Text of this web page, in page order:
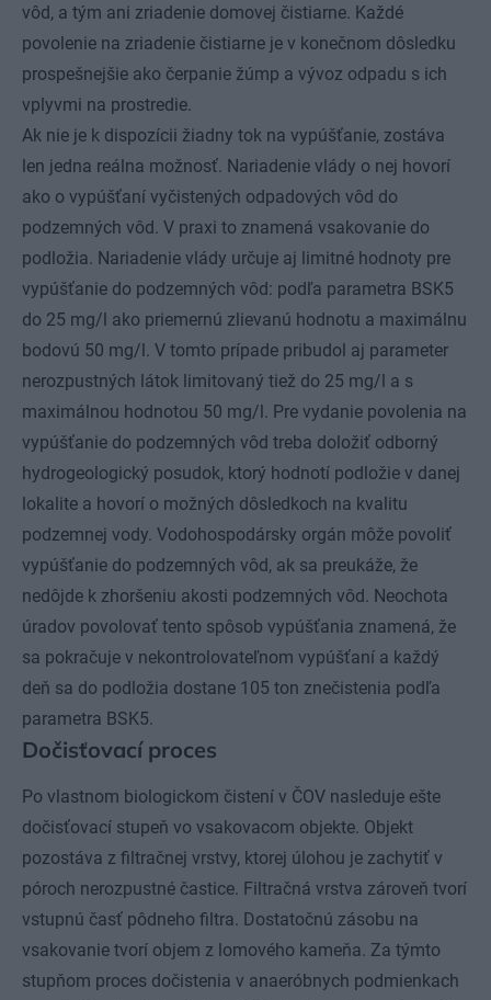
vôd, a tým ani zriadenie domovej čistiarne. Každé
povolenie na zriadenie čistiarne je v konečnom dôsledku
prospešnejšie ako čerpanie žúmp a vývoz odpadu s ich
vplyvmi na prostredie.
Ak nie je k dispozícii žiadny tok na vypúšťanie, zostáva
len jedna reálna možnosť. Nariadenie vlády o nej hovorí
ako o vypúšťaní vyčistených odpadových vôd do
podzemných vôd. V praxi to znamená vsakovanie do
podložia. Nariadenie vlády určuje aj limitné hodnoty pre
vypúšťanie do podzemných vôd: podľa parametra BSK5
do 25 mg/l ako priemernú zlievanú hodnotu a maximálnu
bodovú 50 mg/l. V tomto prípade pribudol aj parameter
nerozpustných látok limitovaný tiež do 25 mg/l a s
maximálnou hodnotou 50 mg/l. Pre vydanie povolenia na
vypúšťanie do podzemných vôd treba doložiť odborný
hydrogeologický posudok, ktorý hodnotí podložie v danej
lokalite a hovorí o možných dôsledkoch na kvalitu
podzemnej vody. Vodohospodársky orgán môže povoliť
vypúšťanie do podzemných vôd, ak sa preukáže, že
nedôjde k zhoršeniu akosti podzemných vôd. Neochota
úradov povolovať tento spôsob vypúšťania znamená, že
sa pokračuje v nekontrolovateľnom vypúšťaní a každý
deň sa do podložia dostane 105 ton znečistenia podľa
parametra BSK5.
Dočisťovací proces
Po vlastnom biologickom čistení v ČOV nasleduje ešte
dočisťovací stupeň vo vsakovacom objekte. Objekt
pozostáva z filtračnej vrstvy, ktorej úlohou je zachytiť v
póroch nerozpustné častice. Filtračná vrstva zároveň tvorí
vstupnú časť pôdneho filtra. Dostatočnú zásobu na
vsakovanie tvorí objem z lomového kameňa. Za týmto
stupňom proces dočistenia v anaeróbnych podmienkach